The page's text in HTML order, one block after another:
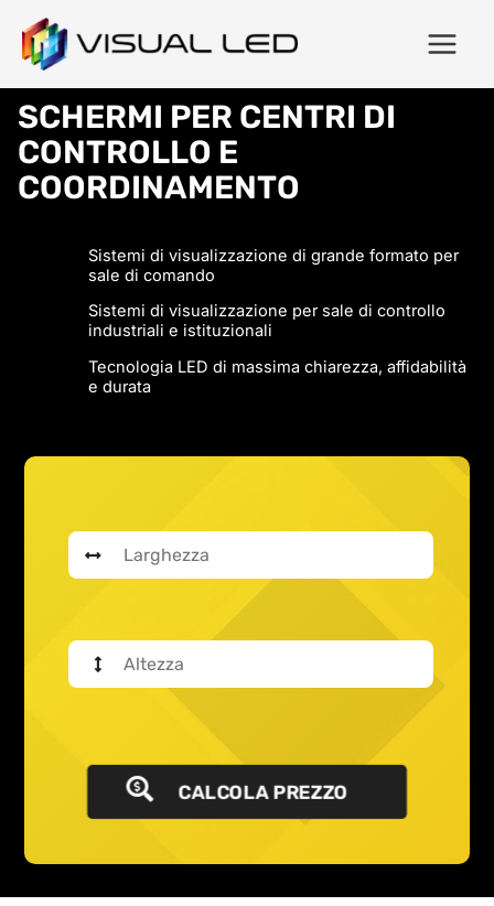
CALCOLA PREZZO
SCHERMI PER CENTRI DI
CONTROLLO E
COORDINAMENTO
Sistemi di visualizzazione di grande formato per
sale di comando
Sistemi di visualizzazione per sale di controllo
industriali e istituzionali
Tecnologia LED di massima chiarezza, affidabilità
e durata